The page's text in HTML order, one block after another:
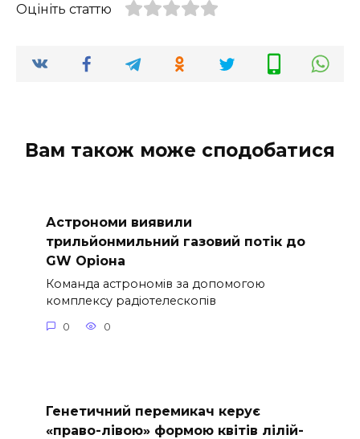
Оцініть статтю
Вам також може сподобатися
Астрономи виявили
трильйонмильний газовий потік до
GW Оріона
Команда астрономів за допомогою
комплексу радіотелескопів
0 0
Генетичний перемикач керує
«право-лівою» формою квітів лілій-